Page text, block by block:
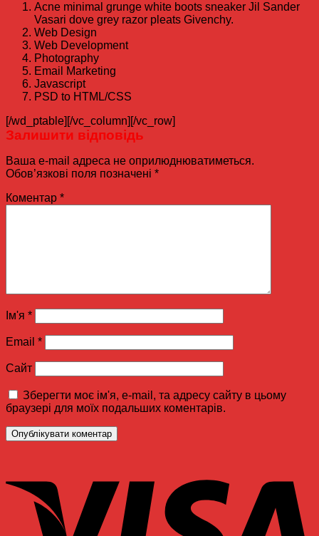
Acne minimal grunge white boots sneaker Jil Sander
Vasari dove grey razor pleats Givenchy.
Web Design
Web Development
Photography
Email Marketing
Javascript
PSD to HTML/CSS
[/wd_ptable][/vc_column][/vc_row]
Залишити відповідь
Ваша e-mail адреса не оприлюднюватиметься.
Обов’язкові поля позначені *
Коментар *
Ім'я *
Email *
Сайт
Зберегти моє ім'я, e-mail, та адресу сайту в цьому
браузері для моїх подальших коментарів.